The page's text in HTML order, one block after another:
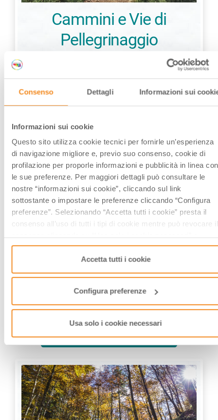
Consenso Dettagli Informazioni sui
Informazioni sui cookie
Questo sito utilizza cookie tecnici per fornirle un’esperienza
di navigazione migliore e, previo suo consenso, cookie di
profilazione per proporle informazioni e pubblicità in linea con
le sue preferenze. Per maggiori dettagli può consultare le
nostre “informazioni sui cookie”, cliccando sul link
sottostante o impostare le preferenze cliccando “Configura
preferenze”. Selezionando “Accetta tutti i cookie” presta il
consenso all’uso di tutti i tipi di cookie mentre può revocare il
saranno attivati i soli cookie tecnici necessari al corretto
funzionamento del sito.Accetta tutti i cookie
Configura preferenze
Usa solo i cookie necessari
Cammini e Vie di
Pellegrinaggio
SCOPRI
Mangiare a...
Tutti i piatti tipici, provincia per provincia
SCOPRI